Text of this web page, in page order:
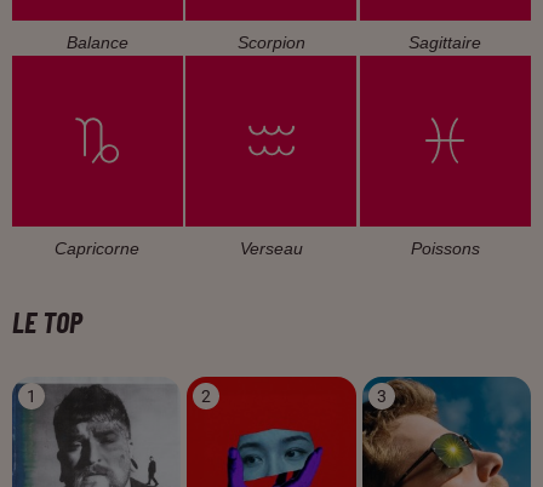
Balance Scorpion Sagittaire
Capricorne Verseau Poissons
LE TOP
1 2 3